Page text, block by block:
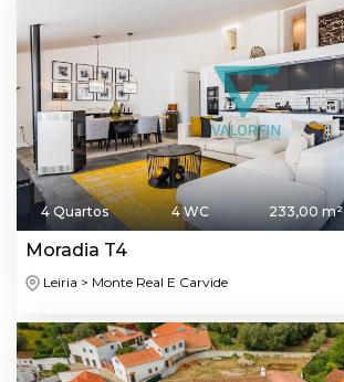
4 Quartos 4 WC 233,00 m²
Moradia T4
Leiria > Monte Real E Carvide